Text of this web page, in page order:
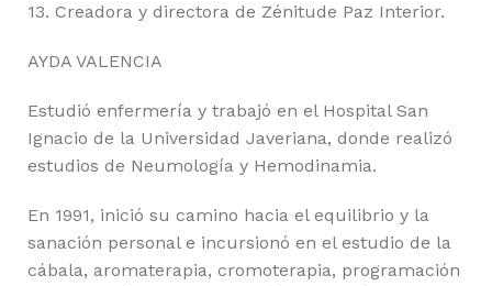
13. Creadora y directora de Zénitude Paz Interior.
AYDA VALENCIA
Estudió enfermería y trabajó en el Hospital San
Ignacio de la Universidad Javeriana, donde realizó
estudios de Neumología y Hemodinamia.
En 1991, inició su camino hacia el equilibrio y la
sanación personal e incursionó en el estudio de la
cábala, aromaterapia, cromoterapia, programación